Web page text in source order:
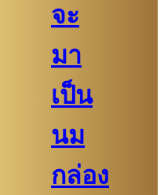
จะ
มา
เป็น
นม
กล่อง